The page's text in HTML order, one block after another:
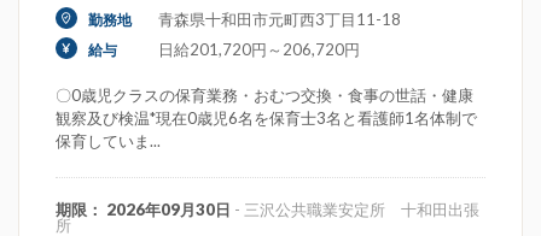
勤務地 青森県十和田市元町西3丁目11-18
給与 日給201,720円～206,720円
〇0歳児クラスの保育業務・おむつ交換・食事の世話・健康
観察及び検温*現在0歳児6名を保育士3名と看護師1名体制で
保育していま...
期限： 2026年09月30日 - 三沢公共職業安定所 十和田出張
所